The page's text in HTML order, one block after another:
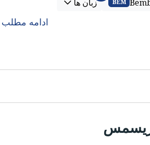
BEM زبان ها
ادامه مطلب